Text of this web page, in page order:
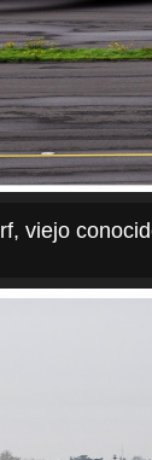
viejo